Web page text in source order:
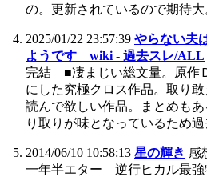
の。更新されているので期待大
2025/01/22 23:57:39 やらない夫
ようです wiki - 過去スレ/ALL
完結 ■凄まじい総文量。原作
にした究極クロス作品。取り
読んで欲しい作品。まとめも
り取りが味となっているため過
2014/06/10 10:58:13 星の輝き 感
一年半エター 逆行ヒカル最強